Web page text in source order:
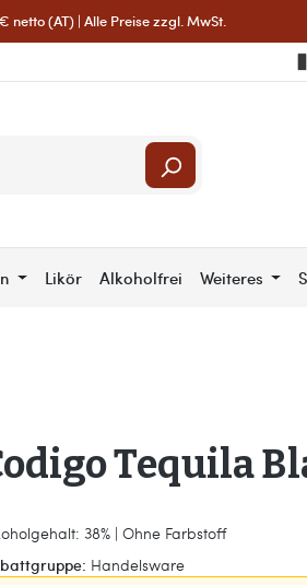
(AT) | Alle Preise zzgl. MwSt.
Likör Alkoholfrei Weiteres
Tequila
38% | Ohne Farbstoff
Handelsware